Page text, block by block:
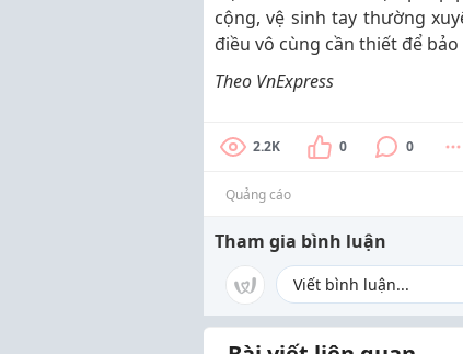
cộng, vệ sinh tay thường
điều vô cùng cần thiết để
Theo VnExpress
2.2K 0 0
Quảng cáo
Tham gia bình luận